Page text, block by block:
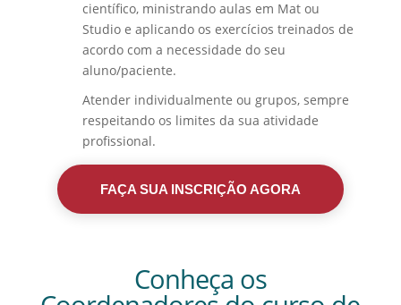
científico, ministrando aulas em Mat ou
Studio e aplicando os exercícios treinados de
acordo com a necessidade do seu
aluno/paciente.
Atender individualmente ou grupos, sempre
respeitando os limites da sua atividade
profissional.
FAÇA SUA INSCRIÇÃO AGORA
Conheça os